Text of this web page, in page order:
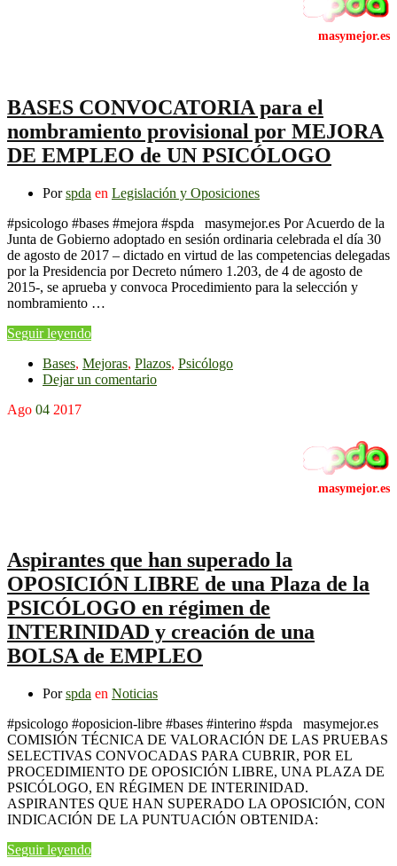
BASES CONVOCATORIA para el
nombramiento provisional por MEJORA
DE EMPLEO de UN PSICÓLOGO
Porspda en Legislación y Oposiciones
#psicologo #bases #mejora #spda masymejor.es Por Acuerdo de la
Junta de Gobierno adoptado en sesión ordinaria celebrada el día 30
de agosto de 2017 – dictado en virtud de las competencias delegadas
por la Presidencia por Decreto número 1.203, de 4 de agosto de
2015-, se aprueba y convoca Procedimiento para la selección y
nombramiento …
Seguir leyendo
Bases, Mejoras, Plazos, Psicólogo
Dejar un comentario
Ago 04 2017
Aspirantes que han superado la
OPOSICIÓN LIBRE de una Plaza de la
PSICÓLOGO en régimen de
INTERINIDAD y creación de una
BOLSA de EMPLEO
Porspda en Noticias
#psicologo #oposicion-libre #bases #interino #spda masymejor.es
COMISIÓN TÉCNICA DE VALORACIÓN DE LAS PRUEBAS
SELECTIVAS CONVOCADAS PARA CUBRIR, POR EL
PROCEDIMIENTO DE OPOSICIÓN LIBRE, UNA PLAZA DE
PSICÓLOGO, EN RÉGIMEN DE INTERINIDAD.
ASPIRANTES QUE HAN SUPERADO LA OPOSICIÓN, CON
INDICACIÓN DE LA PUNTUACIÓN OBTENIDA:
Seguir leyendo